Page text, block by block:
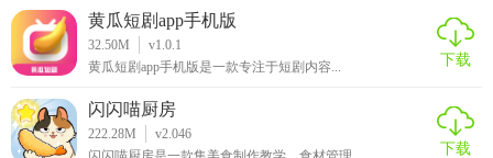
黄瓜短剧app手机版
32.50M
v1.0.1
黄瓜短剧app手机版是一款专注于短剧内容...
下载
闪闪喵厨房
222.28M
v2.046
下载